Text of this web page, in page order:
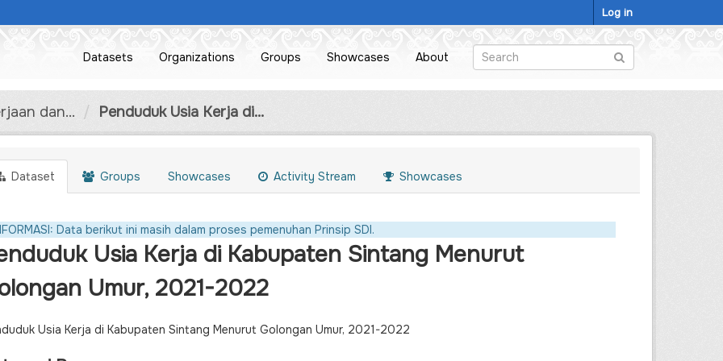
Log in
Datasets Organizations Groups Showcases About
dan... Penduduk Usia Kerja di...
Dataset Groups Showcases Activity Stream Showcases
Data berikut ini masih dalam proses pemenuhan Prinsip SDI.
Usia Kerja di Kabupaten Sintang Menurut
Umur, 2021-2022
Usia Kerja di Kabupaten Sintang Menurut Golongan Umur, 2021-2022